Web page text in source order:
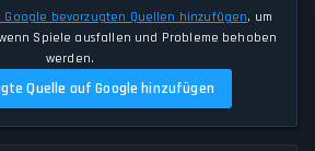
Google bevorzugten Quellen hinzufügen, um
Spiele ausfallen und Probleme behoben
werden.
Quelle auf Google hinzufügen